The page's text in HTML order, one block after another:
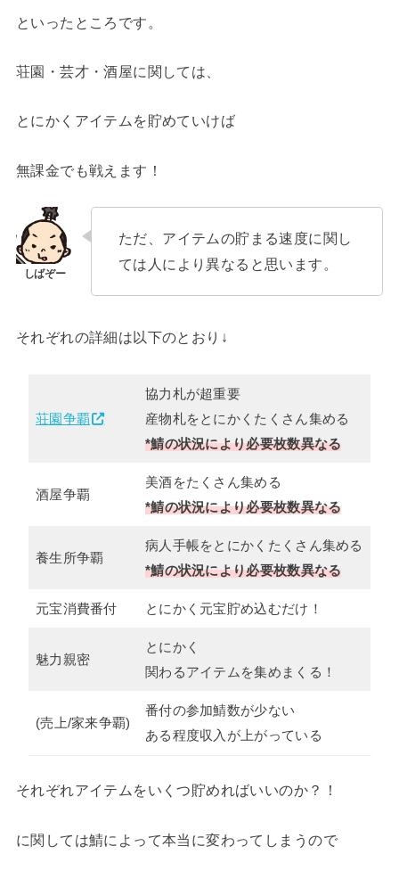
といったところです。
荘園・芸才・酒屋に関しては、
とにかくアイテムを貯めていけば
無課金でも戦えます！
ただ、アイテムの貯まる速度に関し
ては人により異なると思います。
それぞれの詳細は以下のとおり↓
荘園争覇
協力札が超重要
産物札をとにかくたくさん集める
*鯖の状況により必要枚数異なる
酒屋争覇
美酒をたくさん集める
*鯖の状況により必要枚数異なる
養生所争覇
病人手帳をとにかくたくさん集める
*鯖の状況により必要枚数異なる
元宝消費番付 とにかく元宝貯め込むだけ！
魅力親密
とにかく
関わるアイテムを集めまくる！
(売上/家来争覇)
番付の参加鯖数が少ない
ある程度収入が上がっている
それぞれアイテムをいくつ貯めればいいのか？！
に関しては鯖によって本当に変わってしまうので